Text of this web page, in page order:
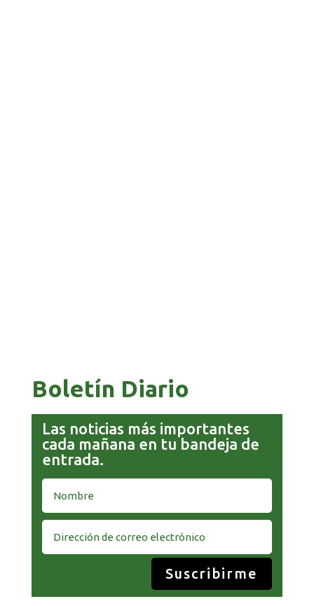
Boletín Diario
Las noticias más importantes
cada mañana en tu bandeja de
entrada.
Suscribirme